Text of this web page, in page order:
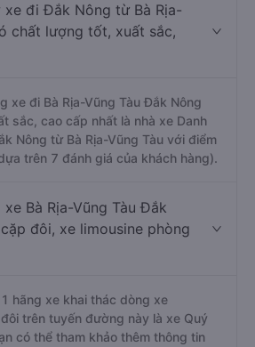
xe đi Đắk Nông từ Bà Rịa-
chất lượng tốt, xuất sắc,
xe đi Bà Rịa-Vũng Tàu Đắk Nông
sắc, cao cấp nhất là nhà xe Danh
Nông từ Bà Rịa-Vũng Tàu với điểm
trên 7 đánh giá của khách hàng).
Bà Rịa-Vũng Tàu Đắk
đôi, xe limousine phòng
hãng xe khai thác dòng xe
trên tuyến đường này là xe Quý
có thể tham khảo thêm thông tin